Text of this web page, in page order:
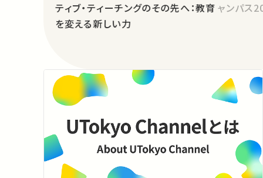
ティブ・ティーチングのその先へ：教育
を変える新しい力
ャンパ